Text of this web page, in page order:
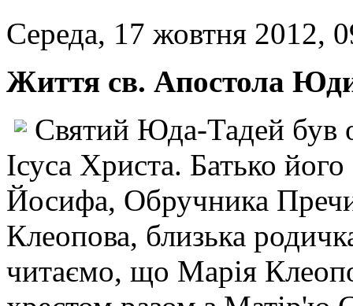
Середа, 17 жовтня 2012,
Життя св. Апостола
Святий Юда-Тадей був
Ісуса Христа. Батько
Йосифа, Обручника
Клеопова, близька
читаємо, що Марія